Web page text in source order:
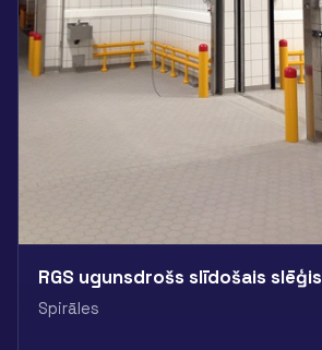
RGS ugunsdrošs slīdošais slēģis
Spirāles